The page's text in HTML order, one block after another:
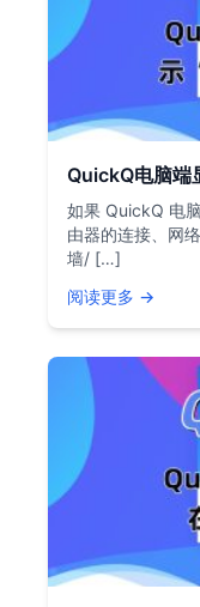
QuickQ电脑端
如果 QuickQ 电
由器的连接、网
墙/ […]
阅读更多 →